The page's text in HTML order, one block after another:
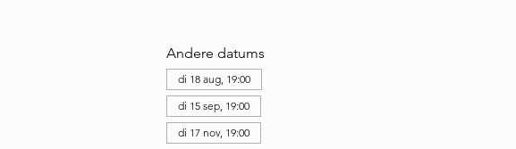
Andere datums
di 18 aug, 19:00
di 15 sep, 19:00
di 17 nov, 19:00